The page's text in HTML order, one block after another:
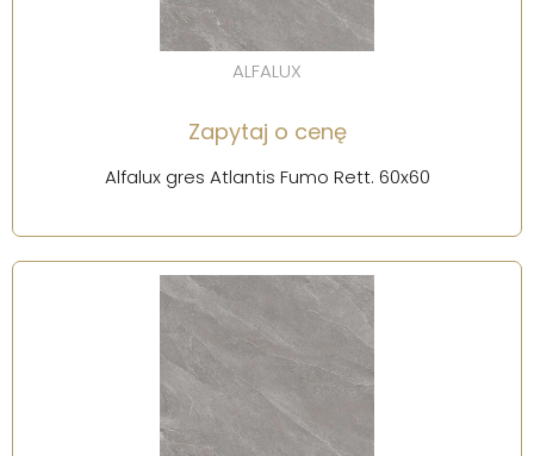
ALFALUX
Zapytaj o cenę
Alfalux gres Atlantis Fumo Rett. 60x60